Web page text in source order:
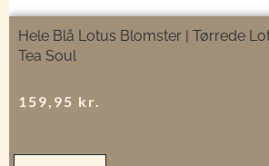
Hele Blå Lotus Blomster | Tørrede
Tea Soul
159,95 kr.